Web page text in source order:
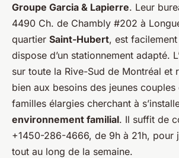
Groupe Garcia & Lapierre. Leur
4490 Ch. de Chambly #202 à
quartier Saint-Hubert, est
dispose d’un stationnement adapté.
sur toute la Rive-Sud de Montréal et
bien aux besoins des jeunes couples
familles élargies cherchant à
environnement familial. Il suffit de
+1450-286-4666, de 9h à 21h, pour
tout au long de la semaine.